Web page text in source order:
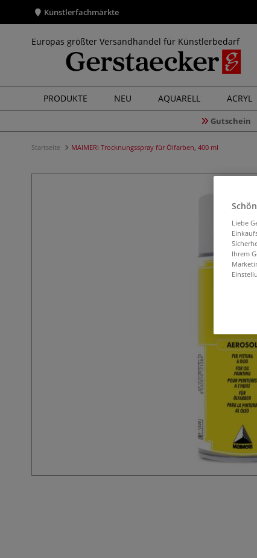
Künstlerfachmärkte
Europas größter Versandhandel für Künstlerbedarf
PRODUKTE NEU AQUARELL ACRYL
Gutschein
Startseite MAIMERI Trocknungsspray für Ölfarben, 400 ml
Liebe
Ihrem